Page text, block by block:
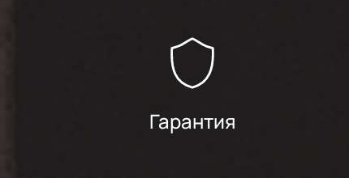
Хорошо я микроволновка, красивая
Гарантия